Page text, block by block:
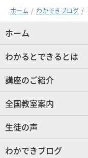
ホーム わかできブログ
ホーム
わかるとできるとは
講座のご紹介
全国教室案内
生徒の声
わかできブログ